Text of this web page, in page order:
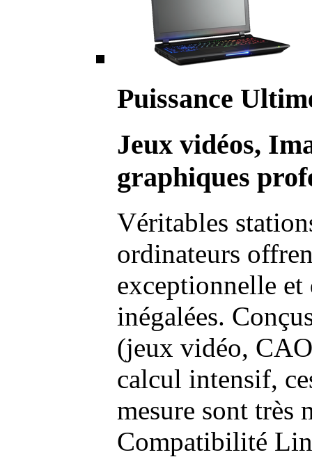
Puissance
Jeux vidéos,
graphiques
Véritables
ordinateurs
exceptionnelle et
inégalées.
(jeux vidéo,
calcul intensif,
mesure sont très
Compatibilité